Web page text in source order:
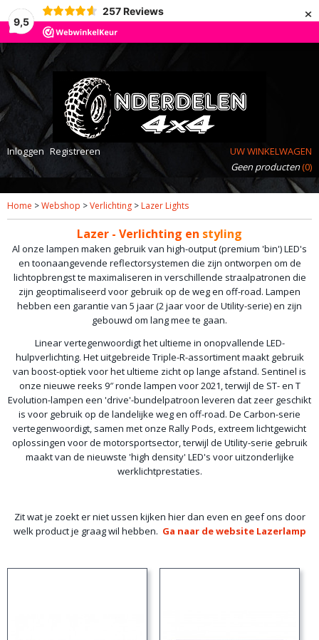
9,5
257 Reviews ×
Inloggen Registreren
UW WINKELWAGEN
Geen producten(0)
Home >Webshop >Verlichting > Lazer Lights
Lazer - Verlichting en styling
Al onze lampen maken gebruik van high-output (premium 'bin') LED's
en toonaangevende reflectorsystemen die zijn ontworpen om de
lichtopbrengst te maximaliseren in verschillende straalpatronen die
zijn geoptimaliseerd voor gebruik op de weg en off-road. Lampen
hebben een garantie van 5 jaar (2 jaar voor de Utility-serie) en zijn
gebouwd om lang mee te gaan.
Linear vertegenwoordigt het ultieme in onopvallende LED-
hulpverlichting. Het uitgebreide Triple-R-assortiment maakt gebruik
van boost-optiek voor het ultieme zicht op lange afstand. Sentinel is
onze nieuwe reeks 9″ ronde lampen voor 2021, terwijl de ST- en T
Evolution-lampen een 'drive'-bundelpatroon leveren dat zeer geschikt
is voor gebruik op de landelijke weg en off-road. De Carbon-serie
vertegenwoordigt, samen met onze Rally Pods, extreem lichtgewicht
oplossingen voor de motorsportsector, terwijl de Utility-serie gebruik
maakt van de nieuwste 'high density' LED's voor uitzonderlijke
werklichtprestaties.
Zit wat je zoekt er niet ussen kijken hier dan even en geef ons door
welk product je graag wil hebben. Ga naar de website Lazerlamp